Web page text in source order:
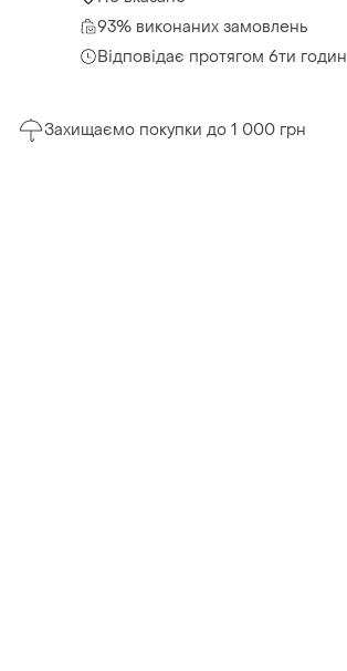
93% виконаних замовлень
Відповідає протягом 6ти годин
Захищаємо покупки до 1 000 грн